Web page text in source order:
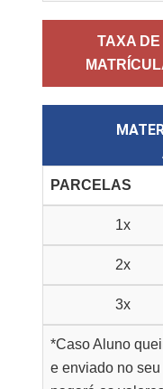
TAXA DE
PARCELAS
1x
2x
3x
*Caso Aluno
e enviado no